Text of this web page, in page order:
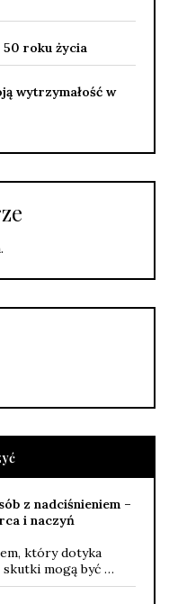
50 roku życia
wytrzymałość w
z nadciśnieniem –
i naczyń
który dotyka
mogą być …